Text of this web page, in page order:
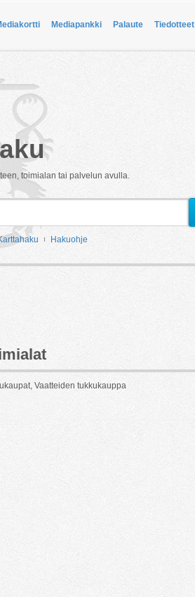
Mediapankki Palaute Tiedotteet
toimialan tai palvelun avulla.
Hakuohje
Vaatteiden tukkukauppa